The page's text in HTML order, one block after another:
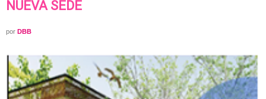
NUEVA SEDE
por DBB